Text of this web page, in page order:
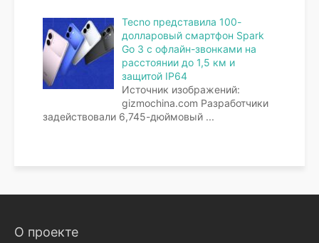
Tecno представила 100-
долларовый смартфон Spark
Go 3 с офлайн-звонками на
расстоянии до 1,5 км и
защитой IP64
Источник изображений:
gizmochina.com Разработчики
задействовали 6,745-дюймовый ...
О проекте